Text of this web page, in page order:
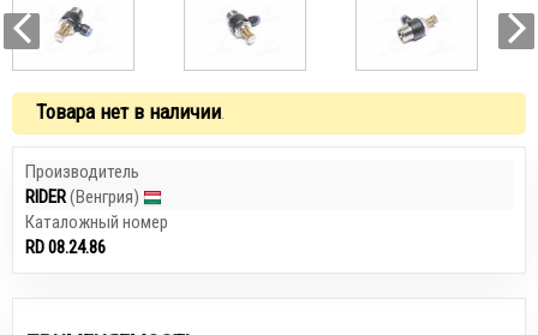
Товара нет в наличии
Производитель
RIDER(Венгрия)
Каталожный номер
RD 08.24.86